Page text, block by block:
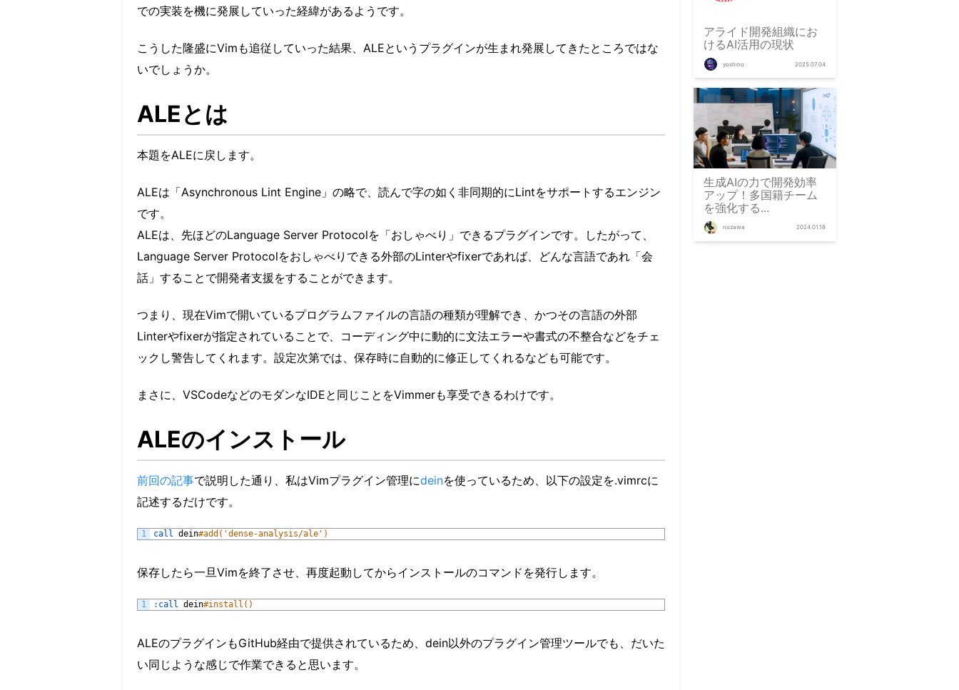
での実装を機に発展していった経緯があるようです。
こうした隆盛にVimも追従していった結果、ALEというプラグインが生まれ発展してきたところではな
いでしょうか。
ALEとは
本題をALEに戻します。
ALEは「Asynchronous Lint Engine」の略で、読んで字の如く非同期的にLintをサポートするエンジン
です。
ALEは、先ほどのLanguage Server Protocolを「おしゃべり」できるプラグインです。したがって、
Language Server Protocolをおしゃべりできる外部のLinterやfixerであれば、どんな言語であれ「会
話」することで開発者支援をすることができます。
つまり、現在Vimで開いているプログラムファイルの言語の種類が理解でき、かつその言語の外部
Linterやfixerが指定されていることで、コーディング中に動的に文法エラーや書式の不整合などをチェ
ックし警告してくれます。設定次第では、保存時に自動的に修正してくれるなども可能です。
まさに、VSCodeなどのモダンなIDEと同じことをVimmerも享受できるわけです。
ALEのインストール
前回の記事で説明した通り、私はVimプラグイン管理にdeinを使っているため、以下の設定を.vimrcに
記述するだけです。
1 call dein#add('dense-analysis/ale')
保存したら一旦Vimを終了させ、再度起動してからインストールのコマンドを発行します。
1 : call dein#install()
ALEのプラグインもGitHub経由で提供されているため、dein以外のプラグイン管理ツールでも、だいた
い同じような感じで作業できると思います。
アライド開発組織にお
けるAI活用の現状
yoshino 2025.07.04
生成AIの力で開発効率
アップ！多国籍チーム
を強化する...
nozawa 2024.01.18